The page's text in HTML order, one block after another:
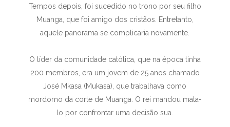
Tempos depois, foi sucedido no trono por seu filho
Muanga, que foi amigo dos cristãos. Entretanto,
aquele panorama se complicaria novamente.
O líder da comunidade católica, que na época tinha
200 membros, era um jovem de 25 anos chamado
José Mkasa (Mukasa), que trabalhava como
mordomo da corte de Muanga. O rei mandou mata-
lo por confrontar uma decisão sua.